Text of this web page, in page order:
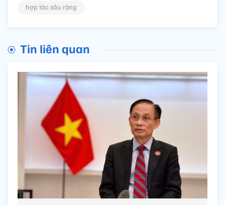
hợp tác sâu rộng
Tin liên quan